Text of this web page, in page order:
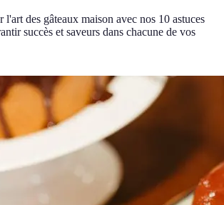
l'art des gâteaux maison avec nos 10 astuces
succès et saveurs dans chacune de vos